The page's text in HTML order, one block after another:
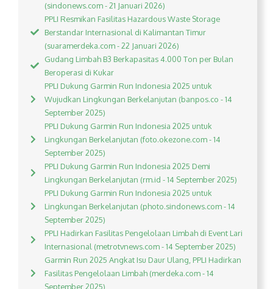
(sindonews.com - 21 Januari 2026)
PPLI Resmikan Fasilitas Hazardous Waste Storage
Berstandar Internasional di Kalimantan Timur
(suaramerdeka.com - 22 Januari 2026)
Gudang Limbah B3 Berkapasitas 4.000 Ton per Bulan
Beroperasi di Kukar
PPLI Dukung Garmin Run Indonesia 2025 untuk
Wujudkan Lingkungan Berkelanjutan (banpos.co - 14
September 2025)
PPLI Dukung Garmin Run Indonesia 2025 untuk
Lingkungan Berkelanjutan (foto.okezone.com - 14
September 2025)
PPLI Dukung Garmin Run Indonesia 2025 Demi
Lingkungan Berkelanjutan (rm.id - 14 September 2025)
PPLI Dukung Garmin Run Indonesia 2025 untuk
Lingkungan Berkelanjutan (photo.sindonews.com - 14
September 2025)
PPLI Hadirkan Fasilitas Pengelolaan Limbah di Event Lari
Internasional (metrotvnews.com - 14 September 2025)
Garmin Run 2025 Angkat Isu Daur Ulang, PPLI Hadirkan
Fasilitas Pengelolaan Limbah (merdeka.com - 14
September 2025)